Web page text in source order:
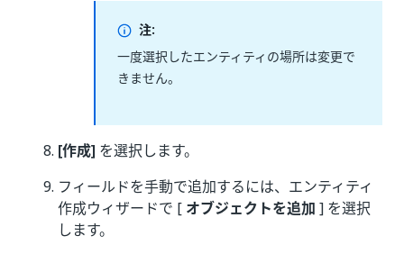
注:
一度選択したエンティティの場所は変更で
きません。
[作成] を選択します。
フィールドを手動で追加するには、エンティティ
作成ウィザードで [ オブジェクトを追加 ] を選択
します。